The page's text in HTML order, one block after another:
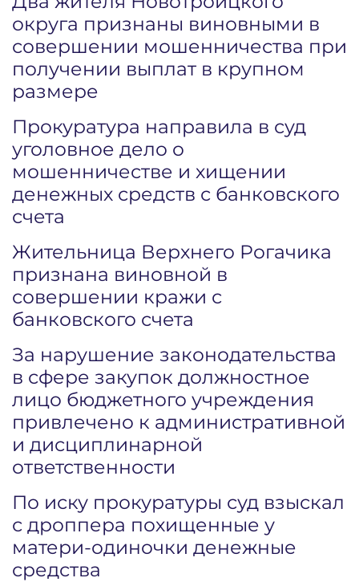
округа признаны виновными в
совершении мошенничества при
получении выплат в крупном
размере
Прокуратура направила в суд
уголовное дело о
мошенничестве и хищении
денежных средств с банковского
счета
Жительница Верхнего Рогачика
признана виновной в
совершении кражи с
банковского счета
За нарушение законодательства
в сфере закупок должностное
лицо бюджетного учреждения
привлечено к административной
и дисциплинарной
ответственности
По иску прокуратуры суд взыскал
с дроппера похищенные у
матери-одиночки денежные
средства